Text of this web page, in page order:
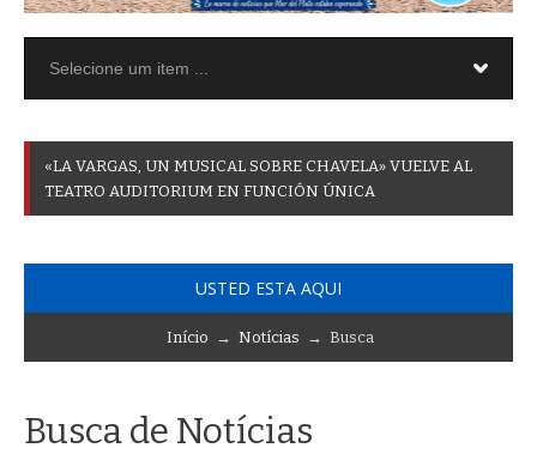
«LA VARGAS UN MUSICAL SOBRE CHAVELA» VUELVE AL
TEATRO AUDITORIUM EN FUNCIÓN ÚNICA
USTED ESTA AQUI
Início → Notícias → Busca
Busca de Notícias